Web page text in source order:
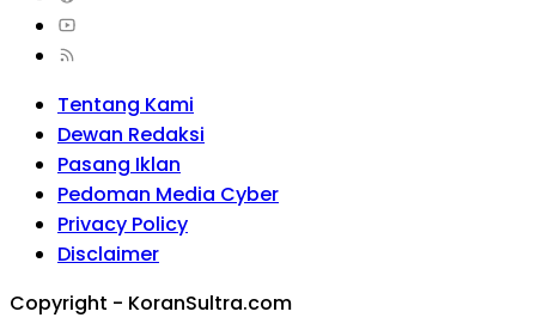
Tentang Kami
Dewan Redaksi
Pasang Iklan
Pedoman Media Cyber
Privacy Policy
Disclaimer
Copyright - KoranSultra.com